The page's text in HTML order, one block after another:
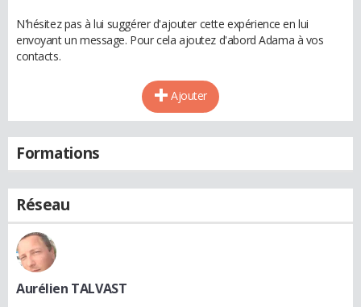
N'hésitez pas à lui suggérer d'ajouter cette expérience en lui
envoyant un message. Pour cela ajoutez d'abord Adama à vos
contacts.
Ajouter
Formations
Réseau
Aurélien TALVAST